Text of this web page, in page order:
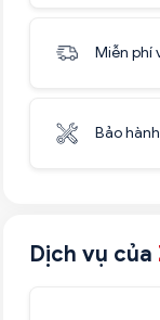
Miễn phí
Bảo
Dịch vụ của